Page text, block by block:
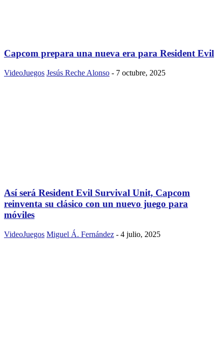
Capcom prepara una nueva era para Resident Evil
VideoJuegos Jesús Reche Alonso - 7 octubre, 2025
Así será Resident Evil Survival Unit, Capcom
reinventa su clásico con un nuevo juego para
móviles
VideoJuegos Miguel Á. Fernández - 4 julio, 2025